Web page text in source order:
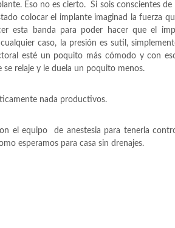
Eso no es cierto. Si sois conscientes de
colocar el implante imaginad la fuerza
esta banda para poder hacer que el
cualquier caso, la presión es sutil,
esté un poquito más cómodo y con
se relaje y le duela un poquito menos.
nada productivos.
el equipo de anestesia para tenerla
esperamos para casa sin drenajes.